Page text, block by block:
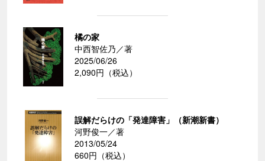
橘の家
中西智佐乃／著
2025/06/26
2,090円（税込）
誤解だらけの「発達障害」（新潮新書）
河野俊一／著
2013/05/24
660円（税込）